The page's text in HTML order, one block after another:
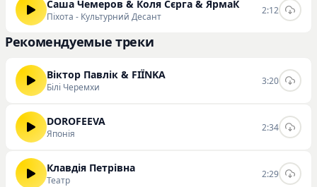
Саша Чемеров & Коля Сєрга & ЯрмаК
Піхота - Культурний Десант
2:12
Рекомендуемые треки
Віктор Павлік & FIЇNKA
Білі Черемхи
3:20
DOROFEEVA
Японія
2:34
Клавдія Петрівна
Театр
2:29